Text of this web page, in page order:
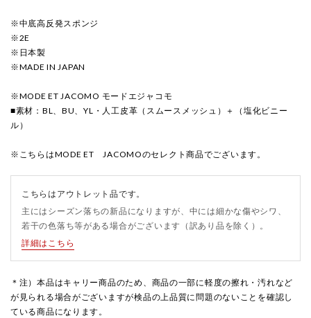
※中底高反発スポンジ
※2E
※日本製
※MADE IN JAPAN
※MODE ET JACOMO モードエジャコモ
■素材：BL、BU、YL・人工皮革（スムースメッシュ）＋（塩化ビニー
ル）
※こちらはMODE ET JACOMOのセレクト商品でございます。
こちらはアウトレット品です。
主にはシーズン落ちの新品になりますが、中には細かな傷やシワ、
若干の色落ち等がある場合がございます（訳あり品を除く）。
詳細はこちら
＊注）本品はキャリー商品のため、商品の一部に軽度の擦れ・汚れなど
が見られる場合がございますが検品の上品質に問題のないことを確認し
ている商品になります。